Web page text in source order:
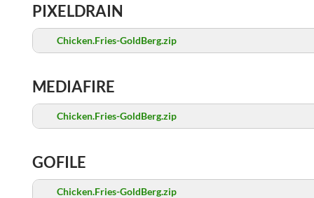
PIXELDRAIN
Chicken.Fries-GoldBerg.zip
MEDIAFIRE
Chicken.Fries-GoldBerg.zip
GOFILE
Chicken.Fries-GoldBerg.zip